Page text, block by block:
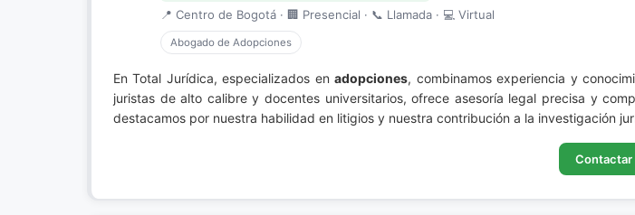
📍 Centro de Bogotá · 🏢 Presencial · 📞 Llamada · 💻 Virtual
Abogado de Adopciones
En Total Jurídica, especializados enadopciones, combinamos experiencia y
juristas de alto calibre y docentes universitarios, ofrece asesoría legal precisa y
destacamos por nuestra habilidad en litigios y nuestra contribución a la investigación
Contactar